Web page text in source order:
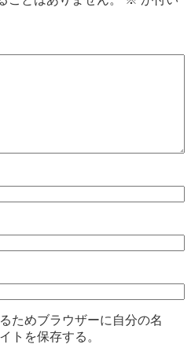
ためブラウザーに自分の名
トを保存する。